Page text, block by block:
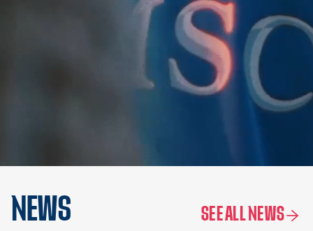
NEWS SEE ALL NEWS